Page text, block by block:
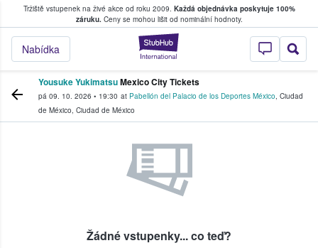
Tržiště vstupenek na živé akce od roku 2009. Každá objednávka poskytuje 100%
záruku.Ceny se mohou lišit od nominální hodnoty.
StubHub –
Nabídka
kde fanoušci kupují a prodávají vstupenky
Yousuke YukimatsuMexico City Tickets
pá 09. 10. 2026 • 19:30 at Pabellón del Palacio de los Deportes México, Ciudad
de México, Ciudad de México
Žádné vstupenky... co teď?